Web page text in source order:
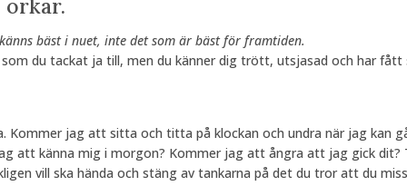
bäst i nuet, inte det som är bäst för framtiden.
du tackat ja till, men du känner dig trött, utsjasad och har
Kommer jag att sitta och titta på klockan och undra när jag kan
att känna mig i morgon? Kommer jag att ångra att jag gick dit?
vill ska hända och stäng av tankarna på det du tror att du